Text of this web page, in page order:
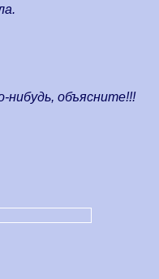
нибудь, объясните!!!